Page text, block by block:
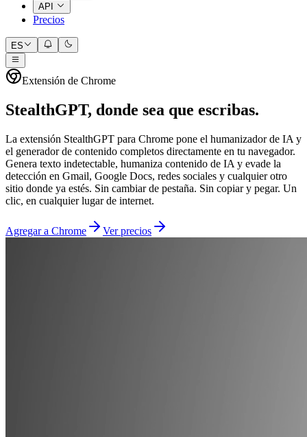
API
Precios
ES
Extensión de Chrome
StealthGPT, donde sea que escribas.
La extensión StealthGPT para Chrome pone el humanizador de IA y
el generador de contenido completos directamente en tu navegador.
Genera texto indetectable, humaniza contenido de IA y evade la
detección en Gmail, Google Docs, redes sociales y cualquier otro
sitio donde ya estés. Sin cambiar de pestaña. Sin copiar y pegar. Un
clic, en cualquier lugar de internet.
Agregar a Chrome Ver precios